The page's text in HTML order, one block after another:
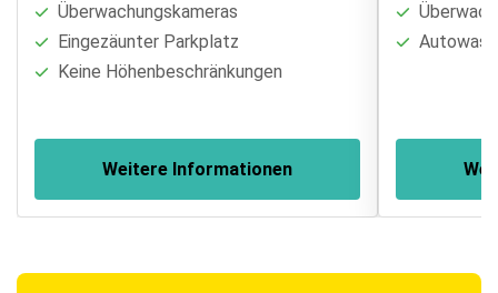
Überwachungskameras
Eingezäunter Parkplatz
Keine Höhenbeschränkungen
Weitere Informationen